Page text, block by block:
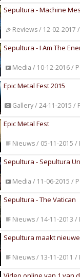
Sepultura - Machine
Reviews / 12-02-2017
Sepultura - I Am The
Media / 10-12-2016 /
Epic Metal Fest 2015
Gallery / 24-11-2015 /
Epic Metal Fest
Nieuws / 05-11-2015 /
Sepultura - Sepultura
Media / 11-06-2015 /
Sepultura - The Vatican
Nieuws / 14-11-2013 /
Sepultura maakt
Nieuws / 13-11-2011 /